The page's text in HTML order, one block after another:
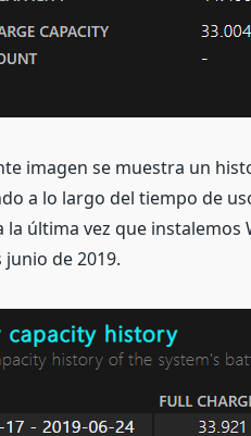
imagen se muestra un
a lo largo del tiempo de
la última vez que
junio de 2019.